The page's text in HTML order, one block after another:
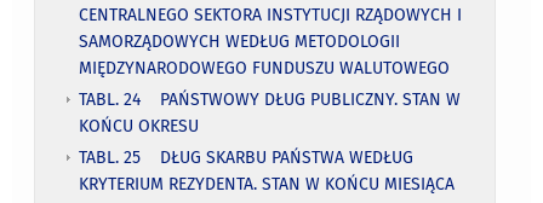
CENTRALNEGO SEKTORA INSTYTUCJI RZĄDOWYCH I
SAMORZĄDOWYCH WEDŁUG METODOLOGII
MIĘDZYNARODOWEGO FUNDUSZU WALUTOWEGO
TABL. 24 PAŃSTWOWY DŁUG PUBLICZNY. STAN W
KOŃCU OKRESU
TABL. 25 DŁUG SKARBU PAŃSTWA WEDŁUG
KRYTERIUM REZYDENTA. STAN W KOŃCU MIESIĄCA